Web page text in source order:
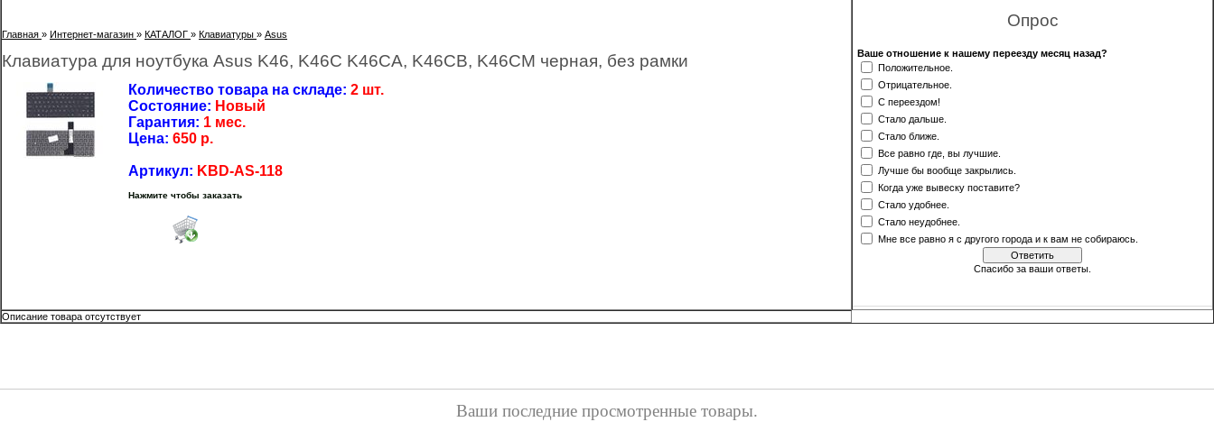
Главная » Интернет-магазин » КАТАЛОГ » Клавиатуры » Asus
Клавиатура для ноутбука Asus K46, K46С K46CA, K46CB, K46CM черная, без рамки
Количество товара на складе: 2 шт.
Состояние: Новый
Гарантия: 1 мес.
Цена: 650 р.
Артикул: KBD-AS-118
Нажмите чтобы заказать
Опрос
Ваше отношение к нашему переезду месяц назад?
Положительное.
Отрицательное.
С переездом!
Стало дальше.
Стало ближе.
Все равно где, вы лучшие.
Лучше бы вообще закрылись.
Когда уже вывеску поставите?
Стало удобнее.
Стало неудобнее.
Мне все равно я с другого города и к вам не собираюсь.
Спасибо за ваши ответы.
Описание товара отсутствует
Ваши последние просмотренные товары.